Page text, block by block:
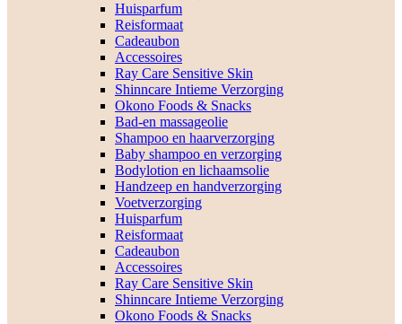
Huisparfum
Reisformaat
Cadeaubon
Accessoires
Ray Care Sensitive Skin
Shinncare Intieme Verzorging
Okono Foods & Snacks
Bad-en massageolie
Shampoo en haarverzorging
Baby shampoo en verzorging
Bodylotion en lichaamsolie
Handzeep en handverzorging
Voetverzorging
Huisparfum
Reisformaat
Cadeaubon
Accessoires
Ray Care Sensitive Skin
Shinncare Intieme Verzorging
Okono Foods & Snacks